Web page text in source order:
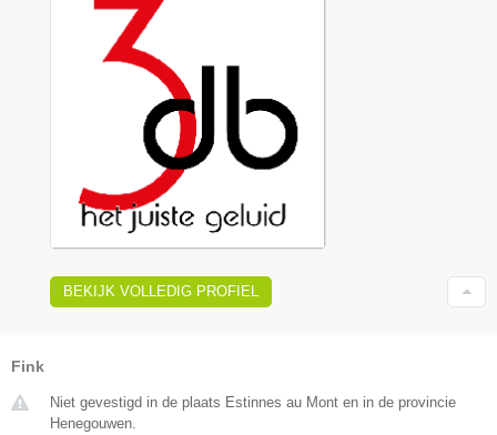
BEKIJK VOLLEDIG PROFIEL
Fink
Niet gevestigd in de plaats Estinnes au Mont en in de provincie
Henegouwen.